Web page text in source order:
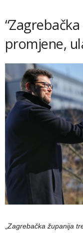
promjene,
Zagrebačka županija